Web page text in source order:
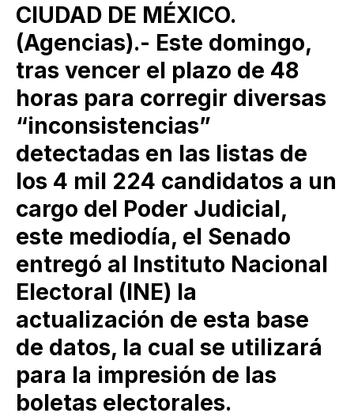
CIUDAD DE MÉXICO.
(Agencias).- Este domingo,
tras vencer el plazo de 48
horas para corregir diversas
“inconsistencias”
detectadas en las listas de
los 4 mil 224 candidatos a un
cargo del Poder Judicial,
este mediodía, el Senado
entregó al Instituto Nacional
Electoral (INE) la
actualización de esta base
de datos, la cual se utilizará
para la impresión de las
boletas electorales.